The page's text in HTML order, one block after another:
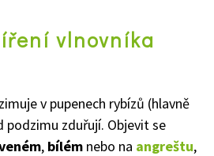
vlnovníka
v pupenech rybízů (hlavně
podzimu zduřují. Objevit se
, bílém nebo na angreštu,